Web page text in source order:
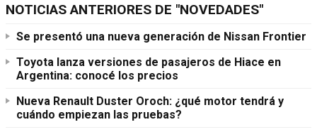
NOTICIAS ANTERIORES DE "NOVEDADES"
Se presentó una nueva generación de Nissan Frontier
Toyota lanza versiones de pasajeros de Hiace en
Argentina: conocé los precios
Nueva Renault Duster Oroch: ¿qué motor tendrá y
cuándo empiezan las pruebas?